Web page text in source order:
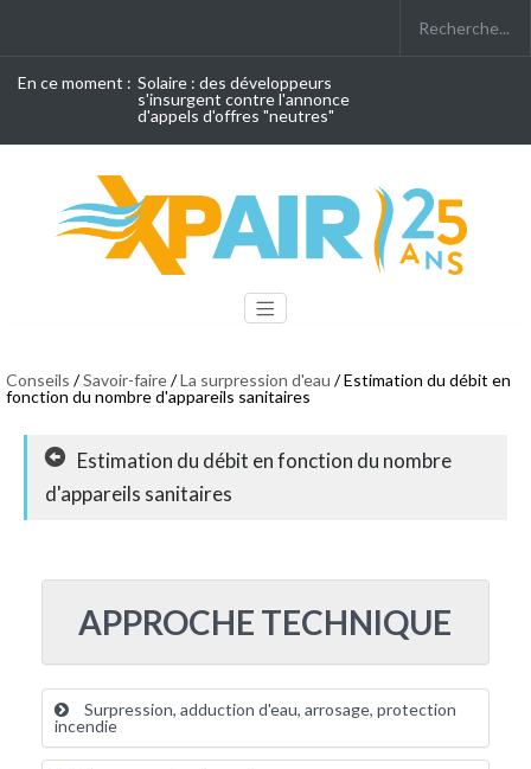
En ce moment : Solaire : des développeurs
s'insurgent contre l'annonce
d'appels d'offres "neutres"
Conseils /Savoir-faire/La surpression d'eau / Estimation du débit en
fonction du nombre d'appareils sanitaires
Estimation du débit en fonction du nombre
d'appareils sanitaires
APPROCHE TECHNIQUE
Surpression, adduction d'eau, arrosage, protection
incendie